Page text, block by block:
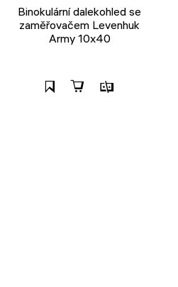
Binokulární dalekohled se
zaměřovačem Levenhuk
Army 10x40